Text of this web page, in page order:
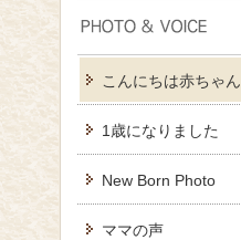
こんにちは赤ちゃん
1歳になりました
New Born Photo
ママの声